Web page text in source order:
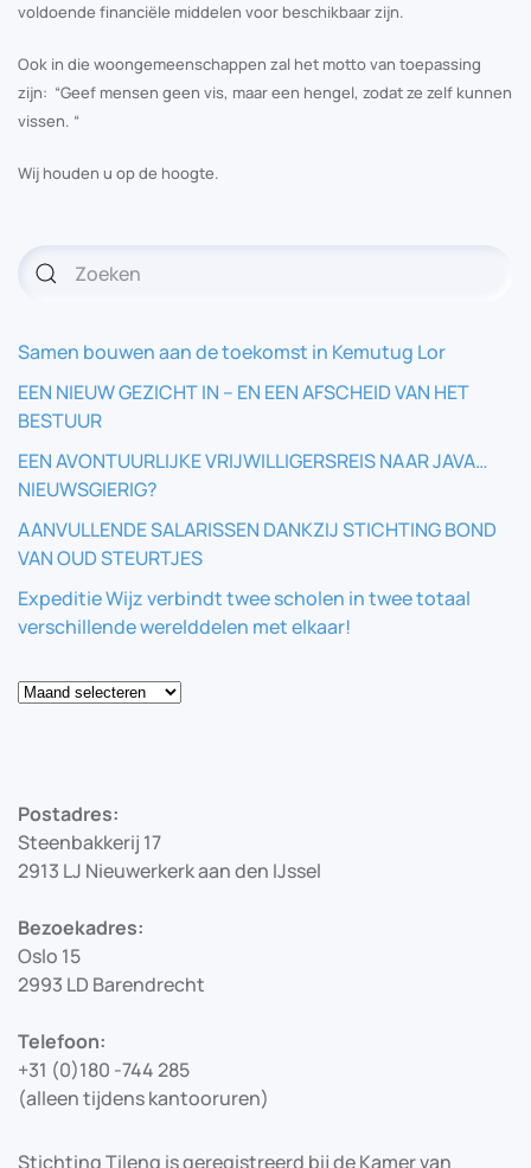
voldoende financiële middelen voor beschikbaar zijn.
Ook in die woongemeenschappen zal het motto van toepassing
zijn: “Geef mensen geen vis, maar een hengel, zodat ze zelf kunnen
vissen. “
Wij houden u op de hoogte.
Samen bouwen aan de toekomst in Kemutug Lor
EEN NIEUW GEZICHT IN – EN EEN AFSCHEID VAN HET
BESTUUR
EEN AVONTUURLIJKE VRIJWILLIGERSREIS NAAR JAVA…
NIEUWSGIERIG?
AANVULLENDE SALARISSEN DANKZIJ STICHTING BOND
VAN OUD STEURTJES
Expeditie Wijz verbindt twee scholen in twee totaal
verschillende werelddelen met elkaar!
Blog
Postadres:
Steenbakkerij 17
2913 LJ Nieuwerkerk aan den IJssel
Bezoekadres:
Oslo 15
2993 LD Barendrecht
Telefoon:
+31 (0)180 -744 285
(alleen tijdens kantooruren)
Stichting Tileng is geregistreerd bij de Kamer van